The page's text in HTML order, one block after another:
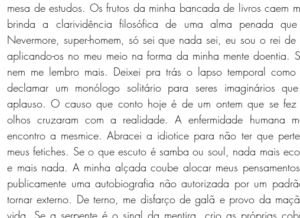
mesa de estudos. Os frutos da minha bancada de livros caem
brinda a clarividência filosófica de uma alma penada
Nevermore, super-homem, só sei que nada sei, eu sou o rei de
aplicando-os no meu meio na forma da minha mente
nem me lembro mais. Deixei pra trás o lapso temporal
declamar um monólogo solitário para seres imaginários
aplauso. O causo que conto hoje é de um ontem que se fez
olhos cruzaram com a realidade. A enfermidade humana
encontro a mesmice. Abracei a idiotice para não ter que
meus fetiches. Se o que escuto é samba ou soul, nada mais
e mais nada. A minha alçada coube alocar meus
publicamente uma autobiografia não autorizada por um
tornar externo. De terno, me disfarço de galã e provo da
vida. Se a serpente é o sinal da mentira, crio as próprias